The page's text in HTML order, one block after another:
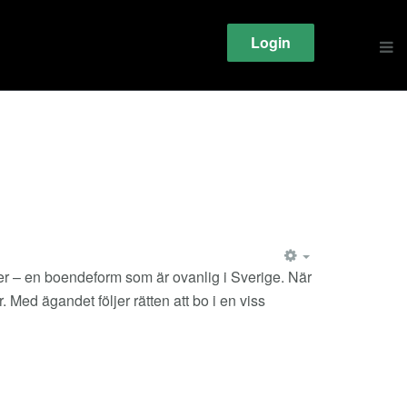
Login
EMPTY
– en boendeform som är ovanlig i Sverige. När
ägandet följer rätten att bo i en viss